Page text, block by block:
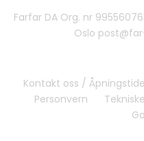
Farfar DA Org. nr
Oslo
Kontakt oss /
Personvern